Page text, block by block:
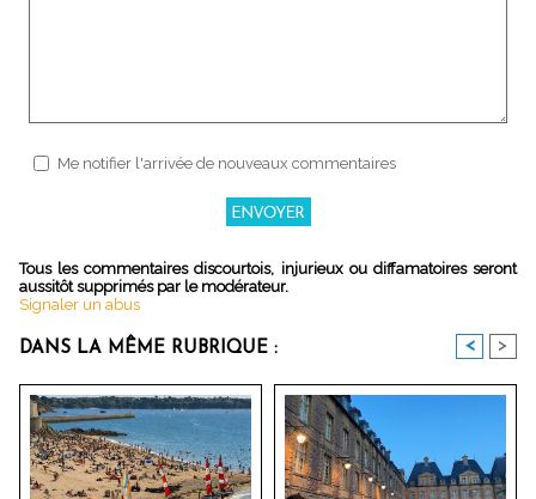
Me notifier l'arrivée de nouveaux commentaires
Tous les commentaires discourtois, injurieux ou diffamatoires seront
aussitôt supprimés par le modérateur.
Signaler un abus
DANS LA MÊME RUBRIQUE : < >